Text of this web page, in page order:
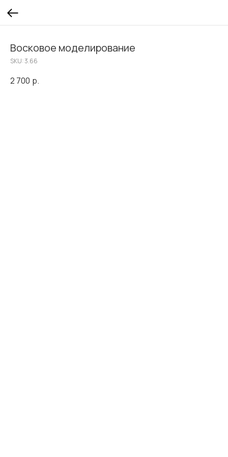
Восковое моделирование
SKU:3.66
2 700 р.